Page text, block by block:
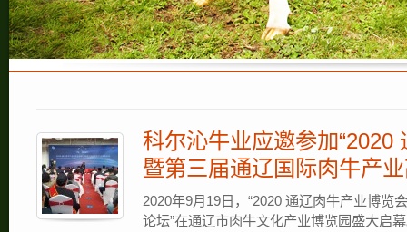
科尔沁牛业应邀参加“2020
暨第三届通辽国际肉牛产
2020年9月19日，“2020 通辽肉牛产业博览
论坛”在通辽市肉牛文化产业博览园盛大启